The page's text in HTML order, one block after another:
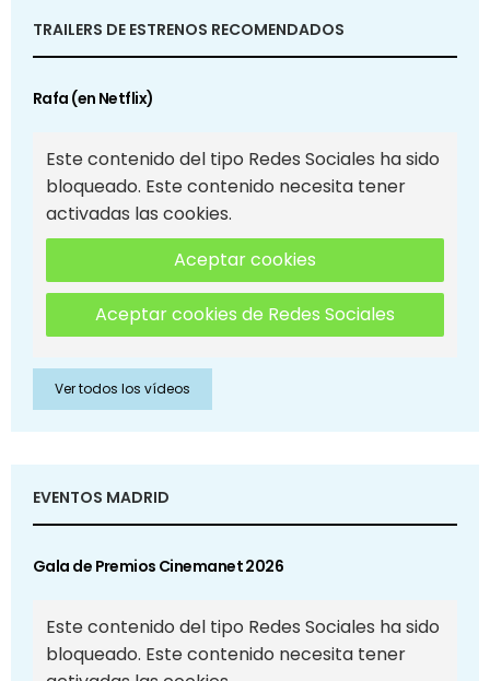
TRAILERS DE ESTRENOS RECOMENDADOS
Rafa (en Netflix)
Este contenido del tipo Redes Sociales ha sido
bloqueado. Este contenido necesita tener
activadas las cookies.
Aceptar cookies
Aceptar cookies de Redes Sociales
Ver todos los vídeos
EVENTOS MADRID
Gala de Premios Cinemanet 2026
Este contenido del tipo Redes Sociales ha sido
bloqueado. Este contenido necesita tener